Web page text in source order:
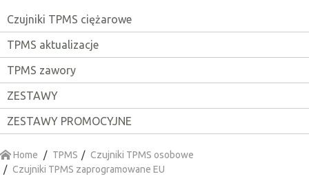
Czujniki TPMS ciężarowe
TPMS aktualizacje
TPMS zawory
ZESTAWY
ZESTAWY PROMOCYJNE
Home TPMS
Czujniki TPMS osobowe
Czujniki TPMS zaprogramowane EU